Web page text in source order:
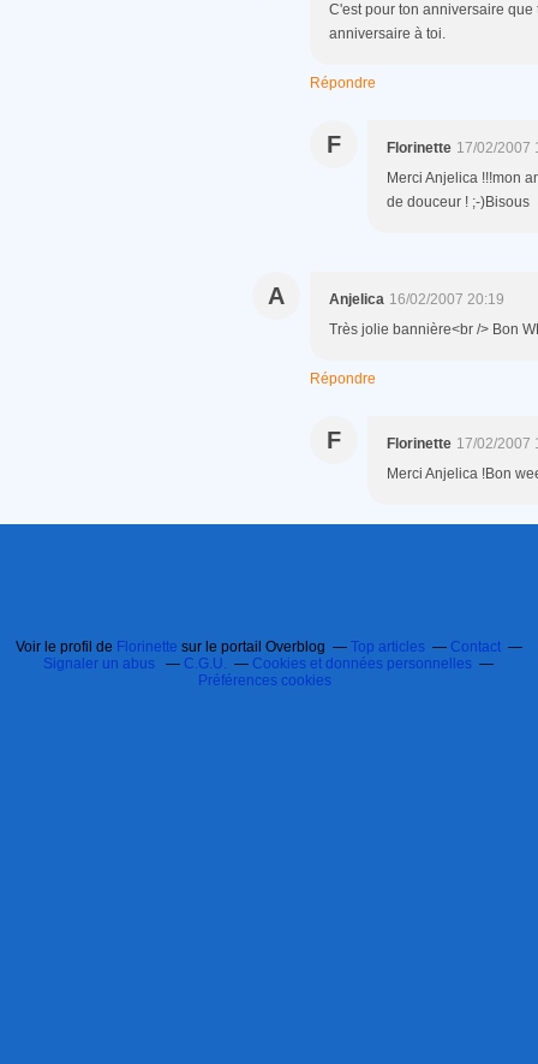
C'est pour ton anniversaire
anniversaire à toi.
Répondre
F Florinette 17/02/2007
Merci Anjelica !!!mon
de douceur ! ;-)Bisous
A Anjelica 16/02/2007 20:19
Très jolie bannière<br /> Bon
Répondre
F Florinette 17/02/2007
Merci Anjelica !Bon
Voir le profil de Florinette sur le portail Overblog Top articles
Contact
Signaler un abus
C.G.U.
Cookies et données personnelles
Préférences cookies